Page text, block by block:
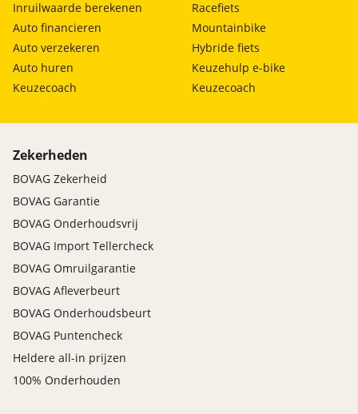
Inruilwaarde berekenen
Auto financieren
Auto verzekeren
Auto huren
Keuzecoach
Racefiets
Mountainbike
Hybride fiets
Keuzehulp e-bike
Keuzecoach
Zekerheden
BOVAG Zekerheid
BOVAG Garantie
BOVAG Onderhoudsvrij
BOVAG Import Tellercheck
BOVAG Omruilgarantie
BOVAG Afleverbeurt
BOVAG Onderhoudsbeurt
BOVAG Puntencheck
Heldere all-in prijzen
100% Onderhouden